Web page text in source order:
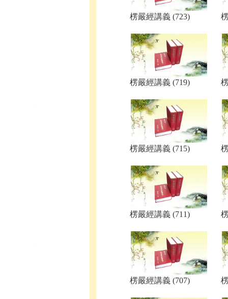
楞嚴經講義 (723)
楞嚴經講義 (719)
楞嚴經講義 (715)
楞嚴經講義 (711)
楞嚴經講義 (707)